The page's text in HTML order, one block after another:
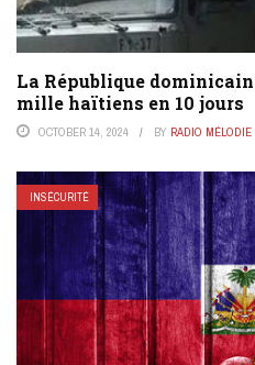
La République
mille haïtiens en 10 jours
OCTOBER 14, 2024 BY RADIO MÉLODIE
INSÉCURITÉ